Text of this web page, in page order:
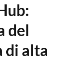
del
di alta